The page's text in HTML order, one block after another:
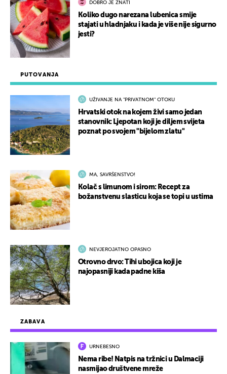
ZABAVA
URNEBESNO
Nema ribe! Natpis na tržnici u Dalmaciji
nasmijao društvene mreže
PUTOVANJA
UŽIVANJE NA "PRIVATNOM" OTOKU
Hrvatski otok na kojem živi samo jedan
stanovnik: Ljepotan koji je diljem svijeta
poznat po svojem "bijelom zlatu"
MA, SAVRŠENSTVO!
Kolač s limunom i sirom: Recept za
božanstvenu slasticu koja se topi u ustima
NEVJEROJATNO OPASNO
Otrovno drvo: Tihi ubojica koji je
najopasniji kada padne kiša
DOBRO JE ZNATI
Koliko dugo narezana lubenica smije
stajati u hladnjaku i kada je više nije sigurno
jesti?